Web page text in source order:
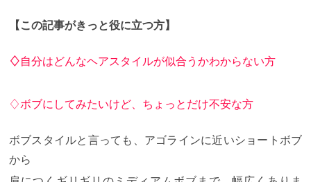
【この記事がきっと役に立つ方】
♢自分はどんなヘアスタイルが似合うかわからない方
♢ボブにしてみたいけど、ちょっとだけ不安な方
ボブスタイルと言っても、アゴラインに近いショートボブ
から